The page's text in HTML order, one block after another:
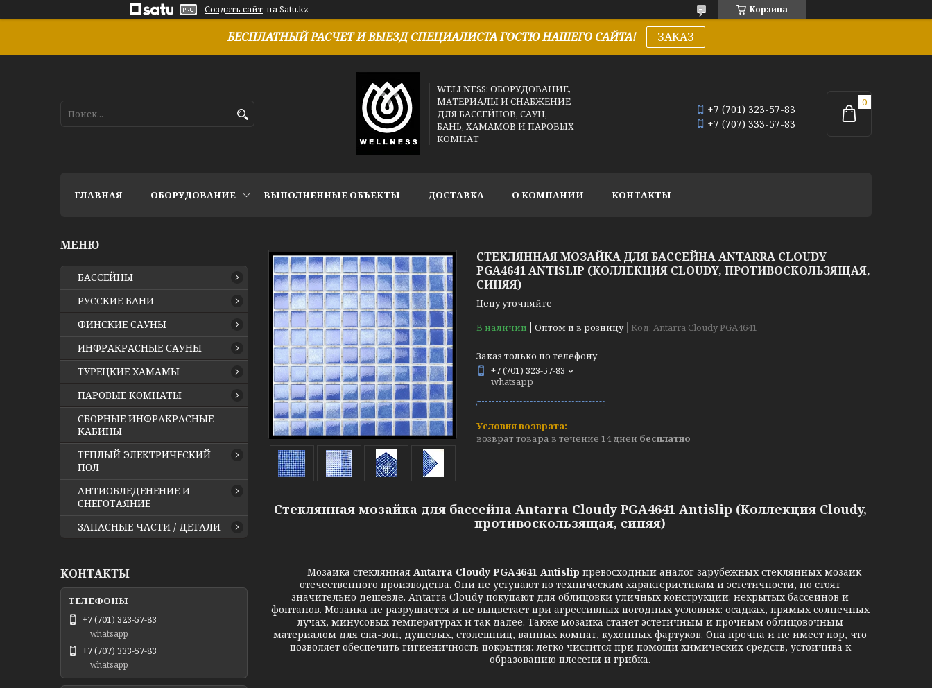
Создать сайт на Satu.kz Корзина
БЕСПЛАТНЫЙ РАСЧЕТ И ВЫЕЗД СПЕЦИАЛИСТА ГОСТЮ НАШЕГО САЙТА! ЗАКАЗ
WELLNESS: ОБОРУДОВАНИЕ,
МАТЕРИАЛЫ И СНАБЖЕНИЕ
ДЛЯ БАССЕЙНОВ, САУН,
БАНЬ, ХАМАМОВ И ПАРОВЫХ
КОМНАТ
+7 (701) 323-57-83
+7 (707) 333-57-83
ГЛАВНАЯ ОБОРУДОВАНИЕ ВЫПОЛНЕННЫЕ ОБЪЕКТЫ ДОСТАВКА О КОМПАНИИ КОНТАКТЫ
СТЕКЛЯННАЯ МОЗАЙКА ДЛЯ БАССЕЙНА ANTARRA CLOUDY
PGA4641 ANTISLIP (КОЛЛЕКЦИЯ CLOUDY, ПРОТИВОСКОЛЬЗЯЩАЯ,
СИНЯЯ)
Цену уточняйте
В наличии
Оптом и в розницу Код: Antarra Cloudy PGA4641
Заказ только по телефону
+7 (701) 323-57-83
whatsapp
возврат товара в течение 14 дней бесплатно
Стеклянная мозайка для бассейна Antarra Cloudy PGA4641 Antislip (Коллекция Cloudy,
противоскользящая, синяя)
Мозаика стеклянная Antarra Cloudy PGA4641 Antislip превосходный аналог зарубежных стеклянных мозаик
отечественного производства. Они не уступают по техническим характеристикам и эстетичности, но стоят
значительно дешевле. Antarra Cloudy покупают для облицовки уличных конструкций: некрытых бассейнов и
фонтанов. Мозаика не разрушается и не выцветает при агрессивных погодных условиях: осадках, прямых солнечных
лучах, минусовых температурах и так далее. Также мозаика станет эстетичным и прочным облицовочным
материалом для спа-зон, душевых, столешниц, ванных комнат, кухонных фартуков. Она прочна и не имеет пор, что
позволяет обеспечить гигиеничность покрытия: легко чистится при помощи химических средств, устойчива к
образованию плесени и грибка.
БАССЕЙНЫ
РУССКИЕ БАНИ
ФИНСКИЕ САУНЫ
ИНФРАКРАСНЫЕ САУНЫ
ТУРЕЦКИЕ ХАМАМЫ
ПАРОВЫЕ КОМНАТЫ
СБОРНЫЕ ИНФРАКРАСНЫЕ
КАБИНЫ
ТЕПЛЫЙ ЭЛЕКТРИЧЕСКИЙ
ПОЛ
АНТИОБЛЕДЕНЕНИЕ И
СНЕГОТАЯНИЕ
ЗАПАСНЫЕ ЧАСТИ / ДЕТАЛИ
КОНТАКТЫ
+7 (701) 323-57-83
whatsapp
+7 (707) 333-57-83
whatsapp